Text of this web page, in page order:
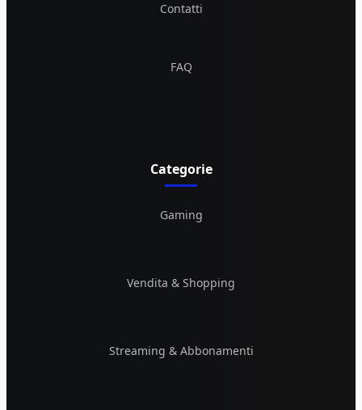
Contatti
FAQ
Categorie
Gaming
Vendita & Shopping
Streaming & Abbonamenti